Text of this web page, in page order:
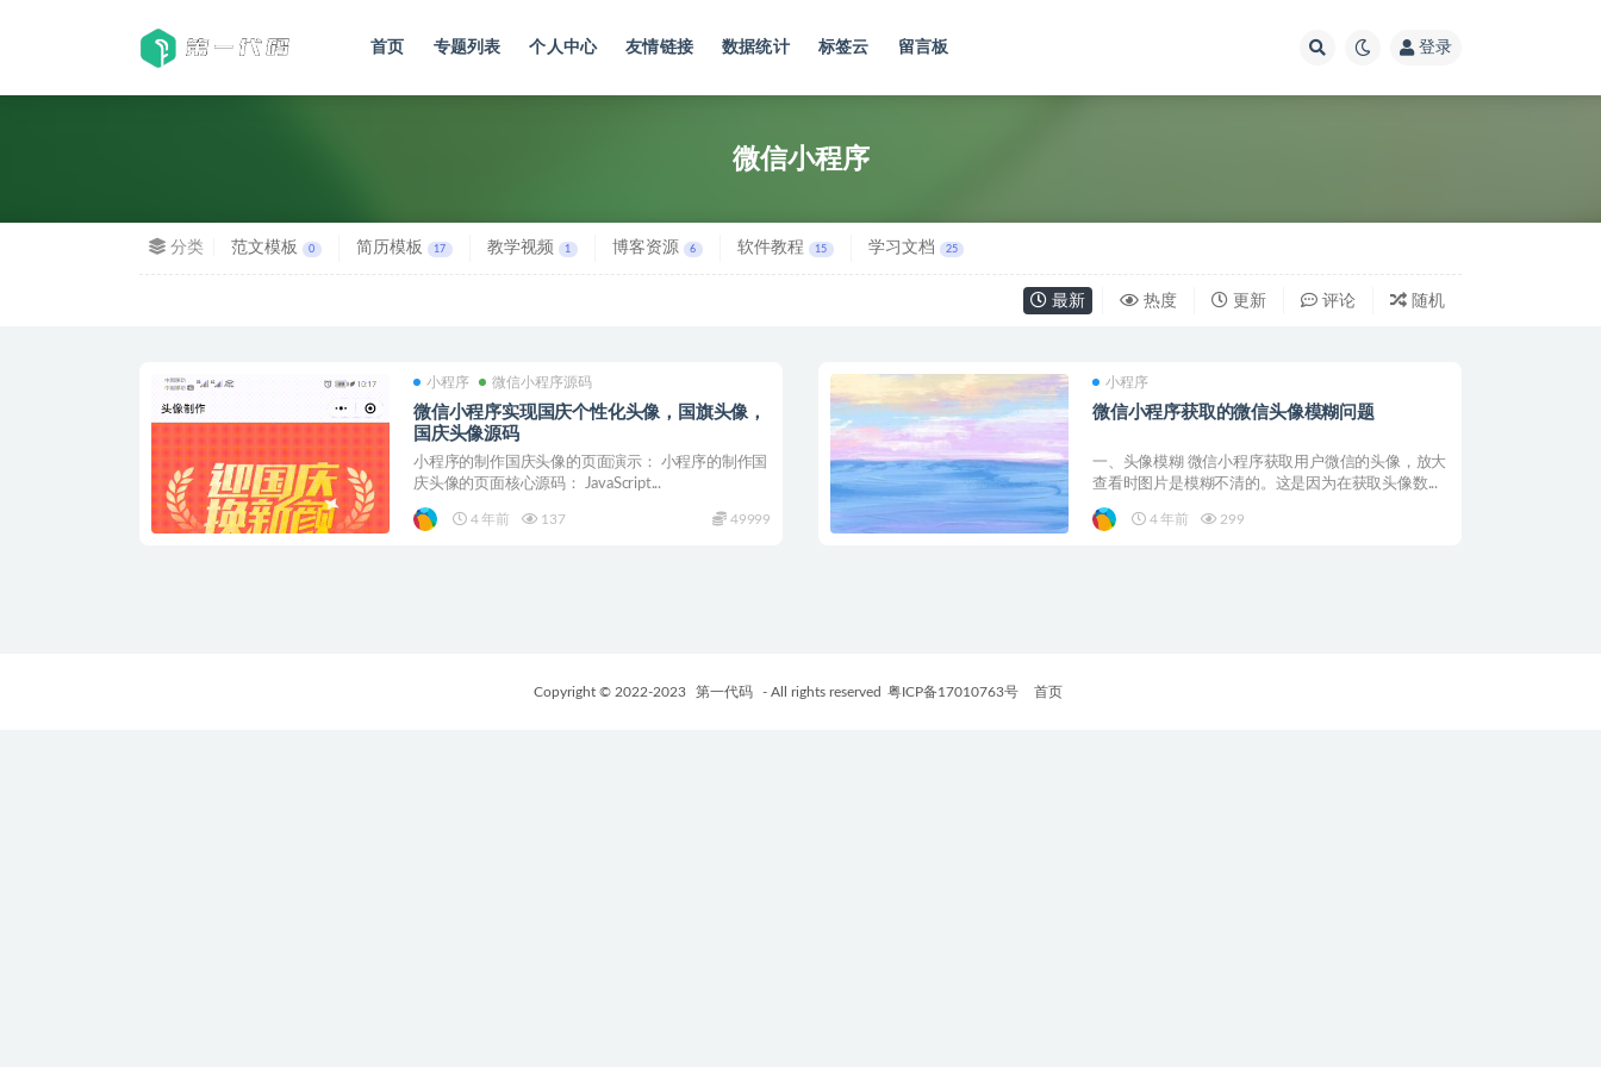
首页 专题列表 个人中心 友情链接 数据统计 标签云 留言板 登录
微信小程序
分类 范文模板 0 简历模板 17 教学视频 1 博客资源 6 软件教程 15 学习文档 25
最新 热度 更新 评论 随机
小程序 微信小程序源码
微信小程序实现国庆个性化头像，国旗头像，
国庆头像源码
小程序的制作国庆头像的页面演示： 小程序的制作国
庆头像的页面核心源码： JavaScript...
4 年前 137 49999
小程序
微信小程序获取的微信头像模糊问题
一、头像模糊 微信小程序获取用户微信的头像，放大
查看时图片是模糊不清的。这是因为在获取头像数...
4 年前 299
Copyright © 2022-2023 第一代码 - All rights reserved 粤ICP备17010763号 首页